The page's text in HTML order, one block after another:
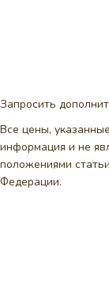
Запросить
Все цены,
информация и не
положениями
Федерации.